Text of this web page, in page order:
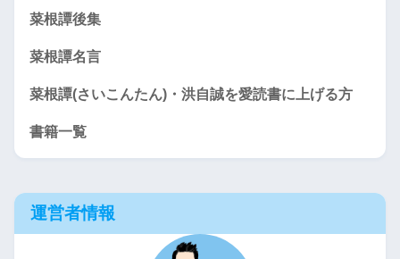
菜根譚後集
菜根譚名言
菜根譚(さいこんたん)・洪自誠を愛読書に上げる方
書籍一覧
運営者情報